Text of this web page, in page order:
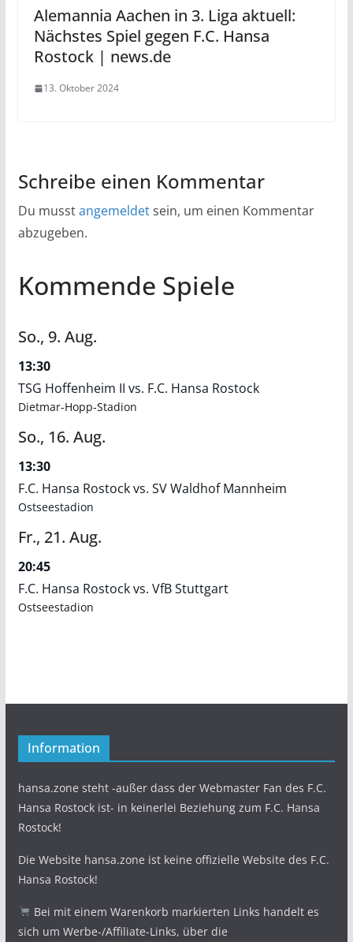
Alemannia Aachen in 3. Liga aktuell:
Nächstes Spiel gegen F.C. Hansa
Rostock | news.de
13. Oktober 2024
Schreibe einen Kommentar
Du musstangemeldetsein, um einen Kommentar
abzugeben.
Kommende Spiele
So., 9. Aug.
13:30
TSG Hoffenheim II vs. F.C. Hansa Rostock
Dietmar-Hopp-Stadion
So., 16. Aug.
13:30
F.C. Hansa Rostock vs. SV Waldhof Mannheim
Ostseestadion
Fr., 21. Aug.
20:45
F.C. Hansa Rostock vs. VfB Stuttgart
Ostseestadion
Information
hansa.zone steht -außer dass der Webmaster Fan des F.C.
Hansa Rostock ist- in keinerlei Beziehung zum F.C. Hansa
Rostock!
Die Website hansa.zone ist keine offizielle Website des F.C.
Hansa Rostock!
Bei mit einem Warenkorb markierten Links handelt es
sich um Werbe-/Affiliate-Links, über die